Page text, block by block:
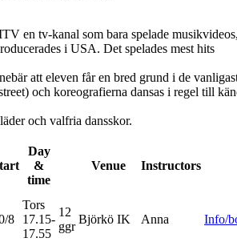
en tv-kanal som bara spelade
i USA. Det spelades mest hits
att eleven får en bred grund i de
och koreografierna dansas i regel till
och valfria dansskor.
Day
&
time
Venue Instructors
8
Tors
17.15-
17.55
12
ggr
Björkö IK Anna Info/